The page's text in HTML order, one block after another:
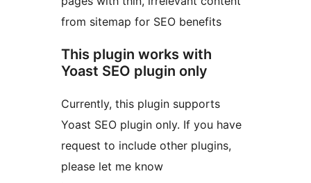
from sitemap for SEO benefits
This plugin works with
Yoast SEO plugin only
Currently, this plugin supports
Yoast SEO plugin only. If you have
request to include other plugins,
please let me know